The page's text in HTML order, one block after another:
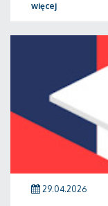
więcej
29.04.2026